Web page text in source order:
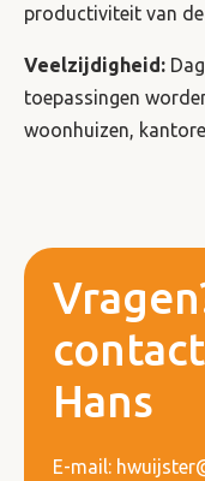
productiviteit van
Veelzijdigheid:
toepassingen
woonhuizen,
Hans
E-mail: